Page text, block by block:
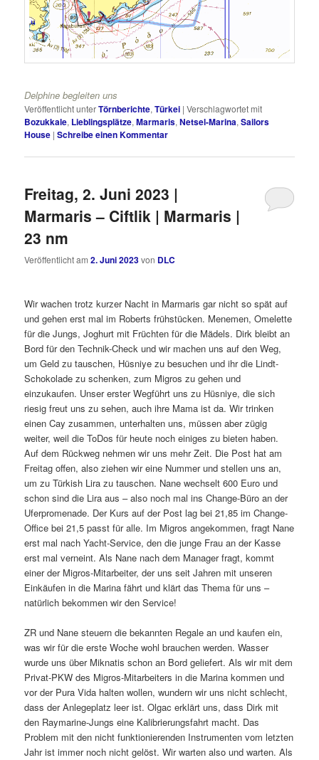
Delphine begleiten uns
Veröffentlicht unterTörnberichte,Türkei |Verschlagwortet mit
Bozukkale, Lieblingsplätze,Marmaris,Netsel-Marina,Sailors
House |Schreibe einen Kommentar
Freitag, 2. Juni 2023 |
Marmaris – Ciftlik | Marmaris |
23 nm
Veröffentlicht am2. Juni 2023von DLC
Wir wachen trotz kurzer Nacht in Marmaris gar nicht so spät auf
und gehen erst mal im Roberts frühstücken. Menemen, Omelette
für die Jungs, Joghurt mit Früchten für die Mädels. Dirk bleibt an
Bord für den Technik-Check und wir machen uns auf den Weg,
um Geld zu tauschen, Hüsniye zu besuchen und ihr die Lindt-
Schokolade zu schenken, zum Migros zu gehen und
einzukaufen. Unser erster Wegführt uns zu Hüsniye, die sich
riesig freut uns zu sehen, auch ihre Mama ist da. Wir trinken
einen Cay zusammen, unterhalten uns, müssen aber zügig
weiter, weil die ToDos für heute noch einiges zu bieten haben.
Auf dem Rückweg nehmen wir uns mehr Zeit. Die Post hat am
Freitag offen, also ziehen wir eine Nummer und stellen uns an,
um zu Türkish Lira zu tauschen. Nane wechselt 600 Euro und
schon sind die Lira aus – also noch mal ins Change-Büro an der
Uferpromenade. Der Kurs auf der Post lag bei 21,85 im Change-
Office bei 21,5 passt für alle. Im Migros angekommen, fragt Nane
erst mal nach Yacht-Service, den die junge Frau an der Kasse
erst mal verneint. Als Nane nach dem Manager fragt, kommt
einer der Migros-Mitarbeiter, der uns seit Jahren mit unseren
Einkäufen in die Marina fährt und klärt das Thema für uns –
natürlich bekommen wir den Service!
ZR und Nane steuern die bekannten Regale an und kaufen ein,
was wir für die erste Woche wohl brauchen werden. Wasser
wurde uns über Miknatis schon an Bord geliefert. Als wir mit dem
Privat-PKW des Migros-Mitarbeiters in die Marina kommen und
vor der Pura Vida halten wollen, wundern wir uns nicht schlecht,
dass der Anlegeplatz leer ist. Olgac erklärt uns, dass Dirk mit
den Raymarine-Jungs eine Kalibrierungsfahrt macht. Das
Problem mit den nicht funktionierenden Instrumenten vom letzten
Jahr ist immer noch nicht gelöst. Wir warten also und warten. Als